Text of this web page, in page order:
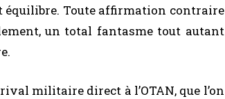
équilibre. Toute affirmation contraire
un total fantasme tout autant
militaire direct à l’OTAN, que l’on